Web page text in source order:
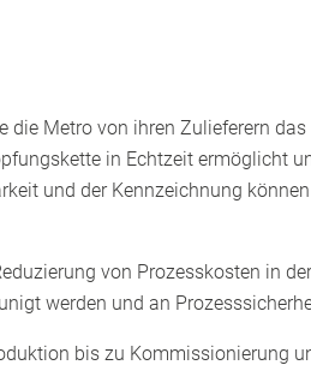
Metro von ihren Zulieferern
in Echtzeit ermöglicht
und der Kennzeichnung
von Prozesskosten in
werden und an
bis zu Kommissionierung